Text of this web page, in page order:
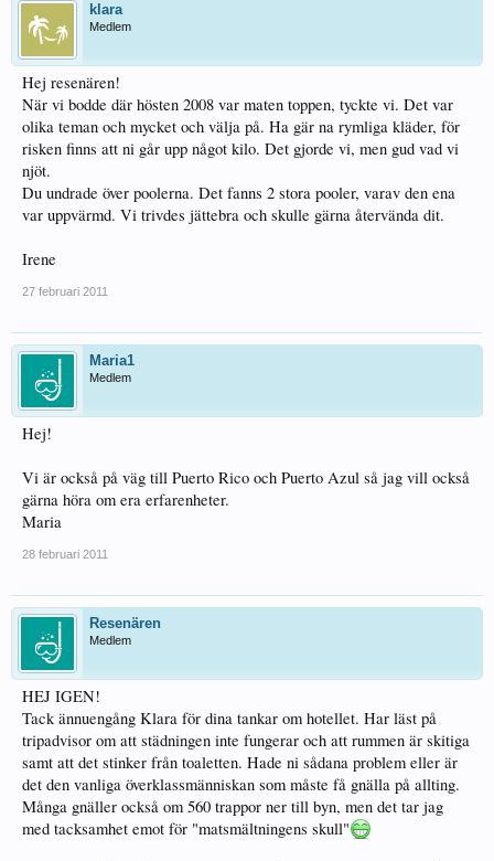
klara
Medlem
Hej resenären!
När vi bodde där hösten 2008 var maten toppen, tyckte vi. Det var
olika teman och mycket och välja på. Ha gär na rymliga kläder, för
risken finns att ni går upp något kilo. Det gjorde vi, men gud vad vi
njöt.
Du undrade över poolerna. Det fanns 2 stora pooler, varav den ena
var uppvärmd. Vi trivdes jättebra och skulle gärna återvända dit.
Irene
27 februari 2011
Maria1
Medlem
Hej!
Vi är också på väg till Puerto Rico och Puerto Azul så jag vill också
gärna höra om era erfarenheter.
Maria
28 februari 2011
Resenären
Medlem
HEJ IGEN!
Tack ännuengång Klara för dina tankar om hotellet. Har läst på
tripadvisor om att städningen inte fungerar och att rummen är skitiga
samt att det stinker från toaletten. Hade ni sådana problem eller är
det den vanliga överklassmänniskan som måste få gnälla på allting.
Många gnäller också om 560 trappor ner till byn, men det tar jag
med tacksamhet emot för "matsmältningens skull"